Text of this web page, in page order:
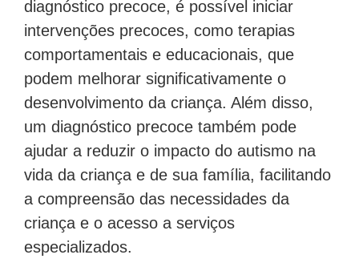
diagnóstico precoce, é possível iniciar
intervenções precoces, como terapias
comportamentais e educacionais, que
podem melhorar significativamente o
desenvolvimento da criança. Além disso,
um diagnóstico precoce também pode
ajudar a reduzir o impacto do autismo na
vida da criança e de sua família, facilitando
a compreensão das necessidades da
criança e o acesso a serviços
especializados.